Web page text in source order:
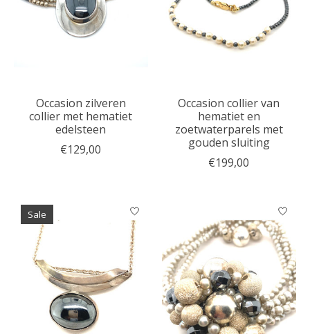
Occasion zilveren
collier met hematiet
edelsteen
€129,00
Occasion collier van
hematiet en
zoetwaterparels met
gouden sluiting
€199,00
Sale